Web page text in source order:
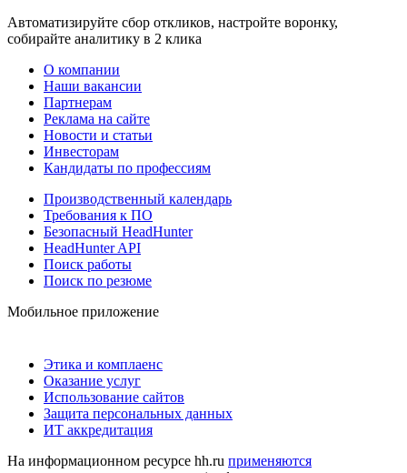
Автоматизируйте сбор откликов, настройте воронку,
собирайте аналитику в 2 клика
О компании
Наши вакансии
Партнерам
Реклама на сайте
Новости и статьи
Инвесторам
Кандидаты по профессиям
Производственный календарь
Требования к ПО
Безопасный HeadHunter
HeadHunter API
Поиск работы
Поиск по резюме
Мобильное приложение
Этика и комплаенс
Оказание услуг
Использование сайтов
Защита персональных данных
ИТ аккредитация
На информационном ресурсе hh.ru применяются